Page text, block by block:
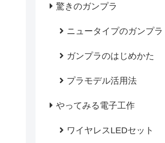
驚きのガンプラ
ニュータイプのガンプラ
ガンプラのはじめかた
プラモデル活用法
やってみる電子工作
ワイヤレスLEDセット